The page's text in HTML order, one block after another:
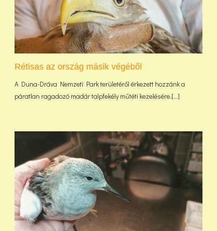
Rétisas az ország másik végéből
A Duna-Dráva Nemzeti Park területéről érkezett hozzánk a
páratlan ragadozó madár talpfekély műtéti kezelésére.[...]